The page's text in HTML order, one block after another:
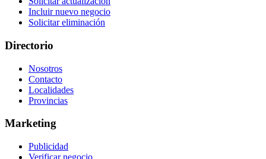
Incluir nuevo negocio
Solicitar eliminación
Directorio
Nosotros
Contacto
Localidades
Provincias
Marketing
Publicidad
Verificar negocio